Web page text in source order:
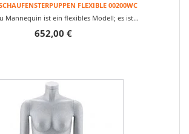
FLEXIBLE 00200WC
Mannequin ist ein flexibles Modell; es ist...
652,00 €